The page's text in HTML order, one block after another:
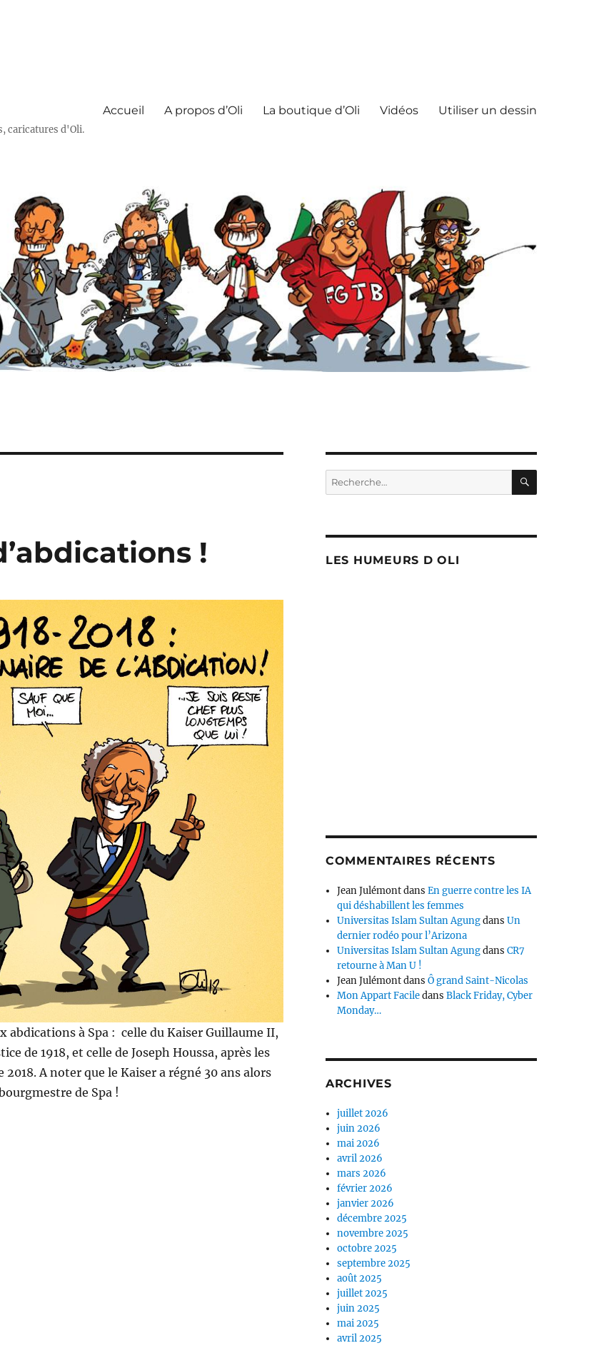
caricatures d'Oli.
Accueil A propos d’Oli La boutique d’Oli Vidéos Utiliser un dessin
!
abdications à Spa : celle du Kaiser Guillaume II,
de 1918, et celle de Joseph Houssa, après les
A noter que le Kaiser a régné 30 ans alors
de Spa !
Recherche
pour :
LES HUMEURS D OLI
COMMENTAIRES RÉCENTS
Jean JulémontdansEn guerre contre les IA
qui déshabillent les femmes
Universitas Islam Sultan AgungdansUn
dernier rodéo pour l’Arizona
Universitas Islam Sultan AgungdansCR7
retourne à Man U !
Jean JulémontdansÔ grand Saint-Nicolas
Mon Appart FaciledansBlack Friday, Cyber
Monday…
ARCHIVES
juillet 2026
juin 2026
mai 2026
avril 2026
mars 2026
février 2026
janvier 2026
décembre 2025
novembre 2025
octobre 2025
septembre 2025
août 2025
juillet 2025
juin 2025
mai 2025
avril 2025